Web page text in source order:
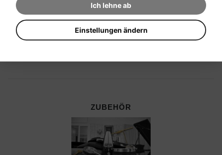
Ich lehne ab
Einstellungen ändern
ZUBEHÖR